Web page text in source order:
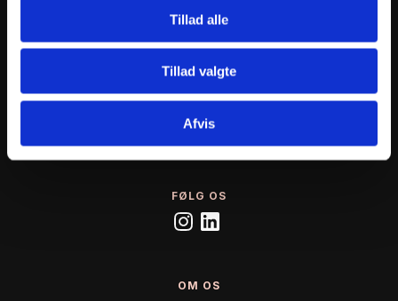
Tillad alle
Tillad valgte
Afvis
Effektivisering
Optimering
FØLG OS
OM OS